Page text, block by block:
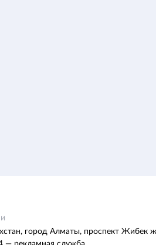
город Алматы, проспект Жибек